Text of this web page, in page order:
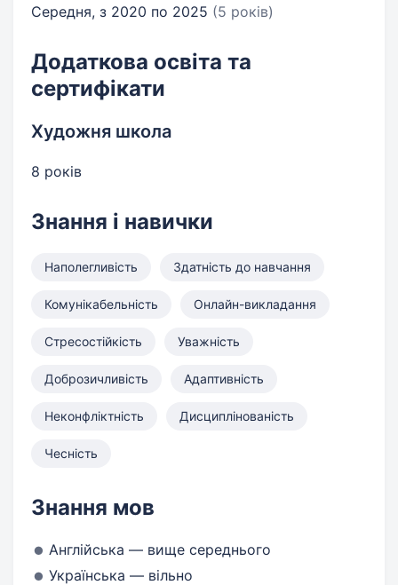
Середня, з 2020 по 2025 (5 років)
Додаткова освіта та
сертифікати
Художня школа
8 років
Знання і навички
Наполегливість Здатність до навчання
Комунікабельність Онлайн-викладання
Стресостійкість Уважність
Доброзичливість Адаптивність
Неконфліктність Дисциплінованість
Чесність
Знання мов
Англійська — вище середнього
Українська — вільно